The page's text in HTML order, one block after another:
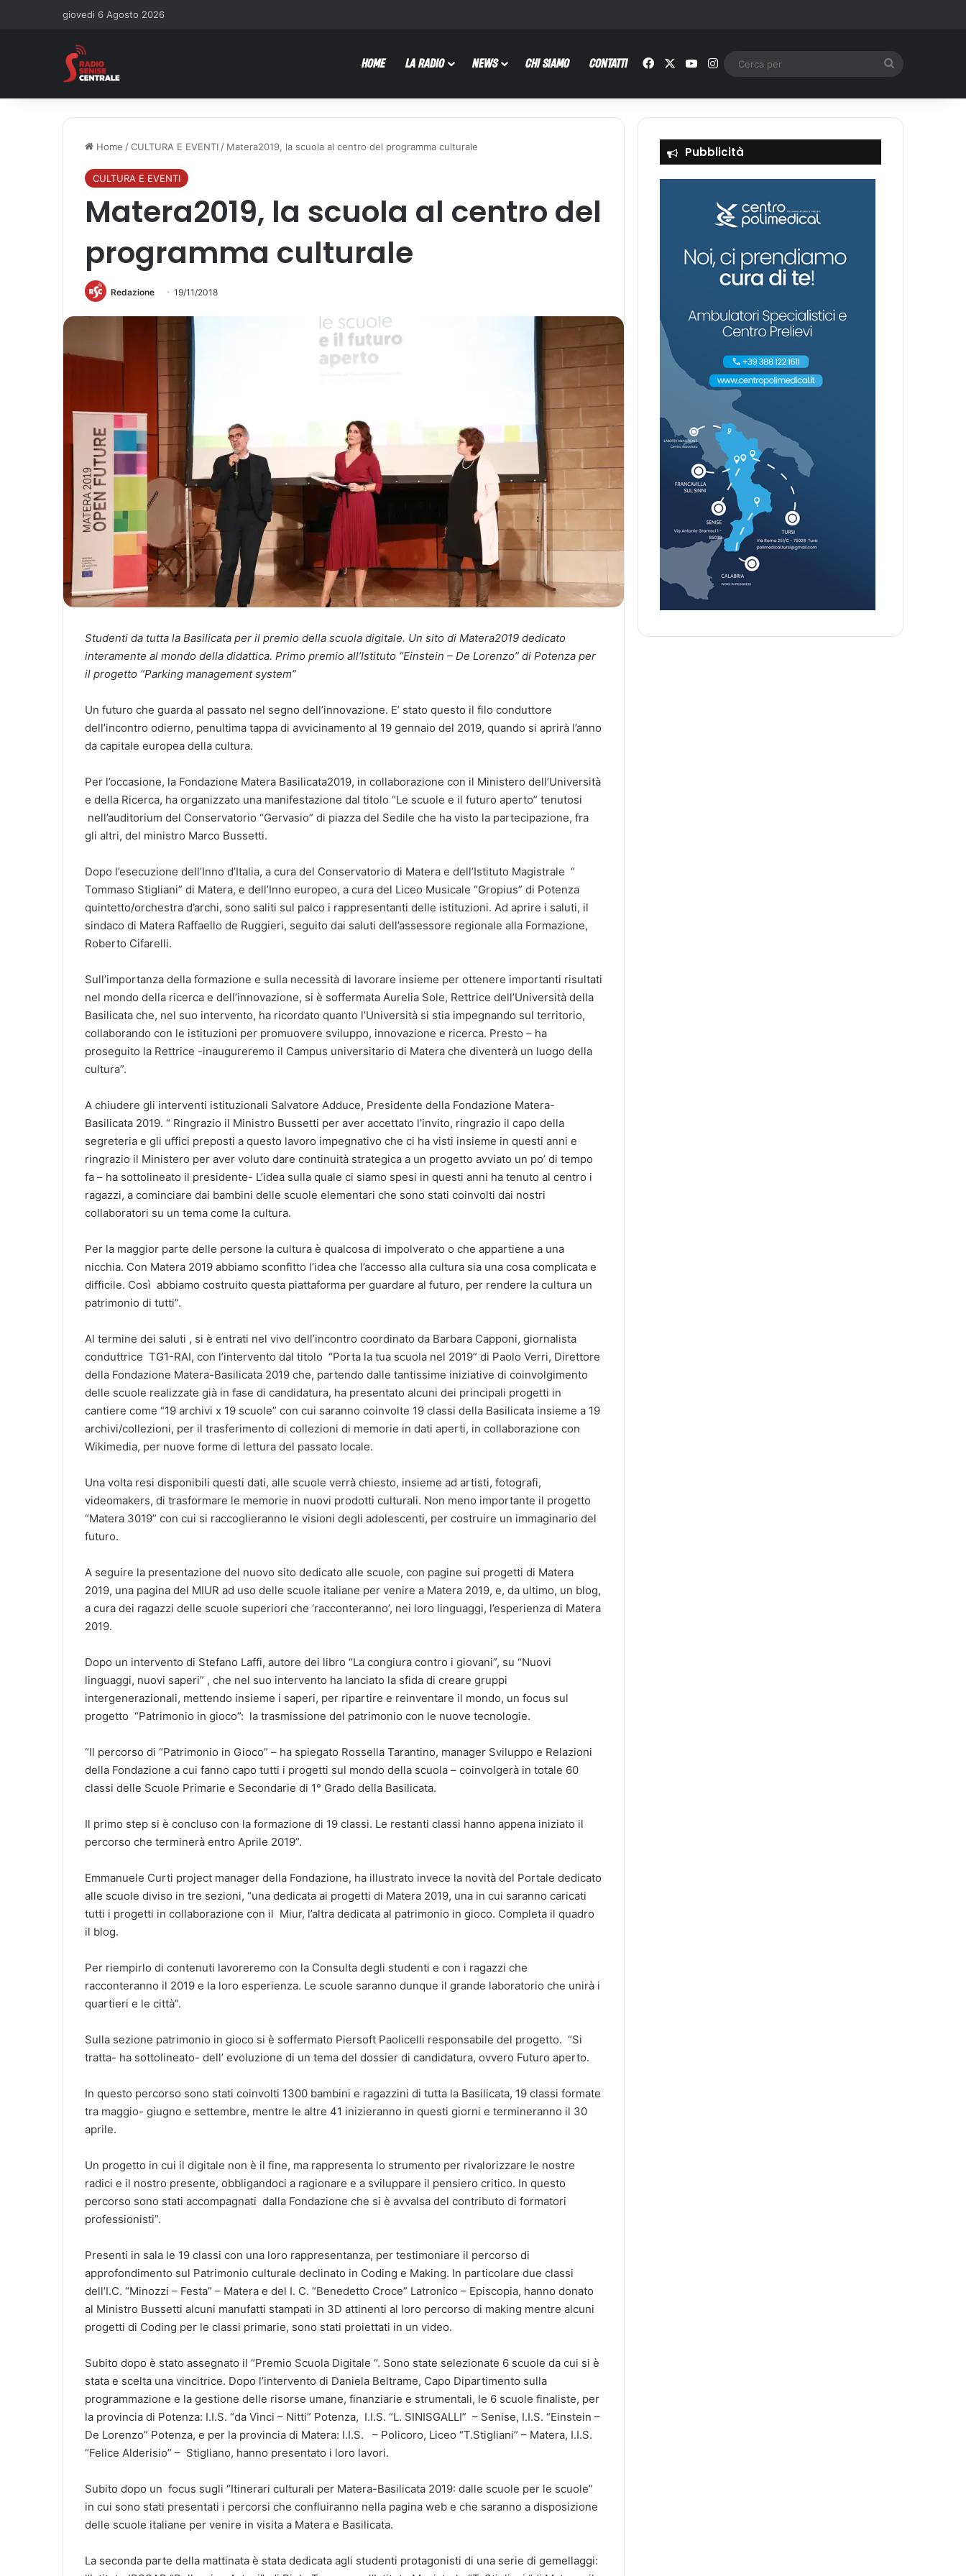
giovedì 6 Agosto 2026
HOME LA RADIO NEWS CHI SIAMO CONTATTI Facebook You TubeInstagram
Home /CULTURA E EVENTI / Matera2019, la scuola al centro del programma culturale
CULTURA E EVENTI
Matera2019, la scuola al centro del
programma culturale
Redazione 19/11/2018
Studenti da tutta la Basilicata per il premio della scuola digitale. Un sito di Matera2019 dedicato
interamente al mondo della didattica. Primo premio all’Istituto “Einstein – De Lorenzo” di Potenza per
il progetto “Parking management system”
Un futuro che guarda al passato nel segno dell’innovazione. E’ stato questo il filo conduttore
dell’incontro odierno, penultima tappa di avvicinamento al 19 gennaio del 2019, quando si aprirà l’anno
da capitale europea della cultura.
Per l’occasione, la Fondazione Matera Basilicata2019, in collaborazione con il Ministero dell’Università
e della Ricerca, ha organizzato una manifestazione dal titolo “Le scuole e il futuro aperto” tenutosi
nell’auditorium del Conservatorio “Gervasio” di piazza del Sedile che ha visto la partecipazione, fra
gli altri, del ministro Marco Bussetti.
Dopo l’esecuzione dell’Inno d’Italia, a cura del Conservatorio di Matera e dell’Istituto Magistrale “
Tommaso Stigliani” di Matera, e dell’Inno europeo, a cura del Liceo Musicale “Gropius” di Potenza
quintetto/orchestra d’archi, sono saliti sul palco i rappresentanti delle istituzioni. Ad aprire i saluti, il
sindaco di Matera Raffaello de Ruggieri, seguito dai saluti dell’assessore regionale alla Formazione,
Roberto Cifarelli.
Sull’importanza della formazione e sulla necessità di lavorare insieme per ottenere importanti risultati
nel mondo della ricerca e dell’innovazione, si è soffermata Aurelia Sole, Rettrice dell’Università della
Basilicata che, nel suo intervento, ha ricordato quanto l’Università si stia impegnando sul territorio,
collaborando con le istituzioni per promuovere sviluppo, innovazione e ricerca. Presto – ha
proseguito la Rettrice -inaugureremo il Campus universitario di Matera che diventerà un luogo della
cultura”.
A chiudere gli interventi istituzionali Salvatore Adduce, Presidente della Fondazione Matera-
Basilicata 2019. “ Ringrazio il Ministro Bussetti per aver accettato l’invito, ringrazio il capo della
segreteria e gli uffici preposti a questo lavoro impegnativo che ci ha visti insieme in questi anni e
ringrazio il Ministero per aver voluto dare continuità strategica a un progetto avviato un po’ di tempo
fa – ha sottolineato il presidente- L’idea sulla quale ci siamo spesi in questi anni ha tenuto al centro i
ragazzi, a cominciare dai bambini delle scuole elementari che sono stati coinvolti dai nostri
collaboratori su un tema come la cultura.
Per la maggior parte delle persone la cultura è qualcosa di impolverato o che appartiene a una
nicchia. Con Matera 2019 abbiamo sconfitto l’idea che l’accesso alla cultura sia una cosa complicata e
difficile. Così abbiamo costruito questa piattaforma per guardare al futuro, per rendere la cultura un
patrimonio di tutti”.
Al termine dei saluti , si è entrati nel vivo dell’incontro coordinato da Barbara Capponi, giornalista
conduttrice TG1-RAI, con l’intervento dal titolo “Porta la tua scuola nel 2019” di Paolo Verri, Direttore
della Fondazione Matera-Basilicata 2019 che, partendo dalle tantissime iniziative di coinvolgimento
delle scuole realizzate già in fase di candidatura, ha presentato alcuni dei principali progetti in
cantiere come “19 archivi x 19 scuole” con cui saranno coinvolte 19 classi della Basilicata insieme a 19
archivi/collezioni, per il trasferimento di collezioni di memorie in dati aperti, in collaborazione con
Wikimedia, per nuove forme di lettura del passato locale.
Una volta resi disponibili questi dati, alle scuole verrà chiesto, insieme ad artisti, fotografi,
videomakers, di trasformare le memorie in nuovi prodotti culturali. Non meno importante il progetto
“Matera 3019” con cui si raccoglieranno le visioni degli adolescenti, per costruire un immaginario del
futuro.
A seguire la presentazione del nuovo sito dedicato alle scuole, con pagine sui progetti di Matera
2019, una pagina del MIUR ad uso delle scuole italiane per venire a Matera 2019, e, da ultimo, un blog,
a cura dei ragazzi delle scuole superiori che ‘racconteranno’, nei loro linguaggi, l’esperienza di Matera
2019.
Dopo un intervento di Stefano Laffi, autore dei libro “La congiura contro i giovani”, su “Nuovi
linguaggi, nuovi saperi” , che nel suo intervento ha lanciato la sfida di creare gruppi
intergenerazionali, mettendo insieme i saperi, per ripartire e reinventare il mondo, un focus sul
progetto “Patrimonio in gioco”: la trasmissione del patrimonio con le nuove tecnologie.
“Il percorso di “Patrimonio in Gioco” – ha spiegato Rossella Tarantino, manager Sviluppo e Relazioni
della Fondazione a cui fanno capo tutti i progetti sul mondo della scuola – coinvolgerà in totale 60
classi delle Scuole Primarie e Secondarie di 1° Grado della Basilicata.
Il primo step si è concluso con la formazione di 19 classi. Le restanti classi hanno appena iniziato il
percorso che terminerà entro Aprile 2019”.
Emmanuele Curti project manager della Fondazione, ha illustrato invece la novità del Portale dedicato
alle scuole diviso in tre sezioni, “una dedicata ai progetti di Matera 2019, una in cui saranno caricati
tutti i progetti in collaborazione con il Miur, l’altra dedicata al patrimonio in gioco. Completa il quadro
il blog.
Per riempirlo di contenuti lavoreremo con la Consulta degli studenti e con i ragazzi che
racconteranno il 2019 e la loro esperienza. Le scuole saranno dunque il grande laboratorio che unirà i
quartieri e le città”.
Sulla sezione patrimonio in gioco si è soffermato Piersoft Paolicelli responsabile del progetto. “Si
tratta- ha sottolineato- dell’ evoluzione di un tema del dossier di candidatura, ovvero Futuro aperto.
In questo percorso sono stati coinvolti 1300 bambini e ragazzini di tutta la Basilicata, 19 classi formate
tra maggio- giugno e settembre, mentre le altre 41 inizieranno in questi giorni e termineranno il 30
aprile.
Un progetto in cui il digitale non è il fine, ma rappresenta lo strumento per rivalorizzare le nostre
radici e il nostro presente, obbligandoci a ragionare e a sviluppare il pensiero critico. In questo
percorso sono stati accompagnati dalla Fondazione che si è avvalsa del contributo di formatori
professionisti”.
Presenti in sala le 19 classi con una loro rappresentanza, per testimoniare il percorso di
approfondimento sul Patrimonio culturale declinato in Coding e Making. In particolare due classi
dell’I.C. “Minozzi – Festa” – Matera e del I. C. “Benedetto Croce” Latronico – Episcopia, hanno donato
al Ministro Bussetti alcuni manufatti stampati in 3D attinenti al loro percorso di making mentre alcuni
progetti di Coding per le classi primarie, sono stati proiettati in un video.
Subito dopo è stato assegnato il “Premio Scuola Digitale “. Sono state selezionate 6 scuole da cui si è
stata e scelta una vincitrice. Dopo l’intervento di Daniela Beltrame, Capo Dipartimento sulla
programmazione e la gestione delle risorse umane, finanziarie e strumentali, le 6 scuole finaliste, per
la provincia di Potenza: I.I.S. “da Vinci – Nitti” Potenza, I.I.S. “L. SINISGALLI” – Senise, I.I.S. “Einstein –
De Lorenzo” Potenza, e per la provincia di Matera: I.I.S. – Policoro, Liceo “T.Stigliani” – Matera, I.I.S.
“Felice Alderisio” – Stigliano, hanno presentato i loro lavori.
Subito dopo un focus sugli “Itinerari culturali per Matera-Basilicata 2019: dalle scuole per le scuole”
in cui sono stati presentati i percorsi che confluiranno nella pagina web e che saranno a disposizione
delle scuole italiane per venire in visita a Matera e Basilicata.
La seconda parte della mattinata è stata dedicata agli studenti protagonisti di una serie di gemellaggi:
Pubblicità